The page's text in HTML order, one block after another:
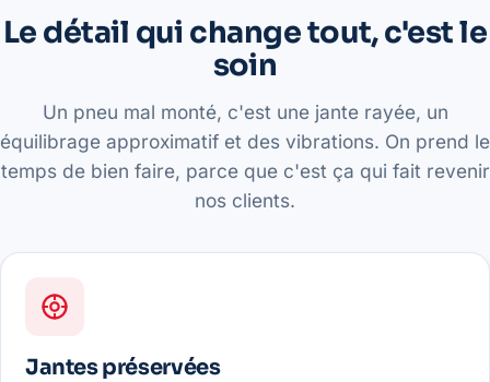
Le détail qui change tout, c'est le
soin
Un pneu mal monté, c'est une jante rayée, un
équilibrage approximatif et des vibrations. On prend le
temps de bien faire, parce que c'est ça qui fait revenir
nos clients.
Jantes préservées